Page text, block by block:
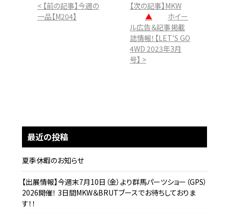
< 【前の記事】今週の
一品【M204】
【次の記事】MKW
▲
ホイー
ル広告＆記事掲載
誌情報！【LET’S GO
4WD 2023年3月
号】 >
最近の投稿
夏季休暇のお知らせ
【出展情報】今週末7月10日（金）より群馬パーツショー（GPS）
2026開催！ 3日間MKW＆BRUTブースでお待ちしておりま
す！！